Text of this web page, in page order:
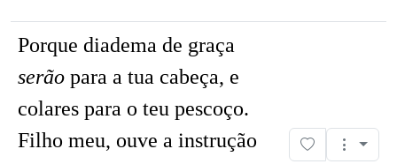
Porque diadema de graça
serão para a tua cabeça, e
colares para o teu pescoço.
Filho meu, ouve a instrução